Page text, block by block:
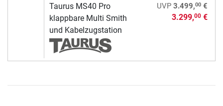
Taurus MS40 Pro
klappbare Multi Smith
und Kabelzugstation
UVP 3.499,00€
3.299,00€